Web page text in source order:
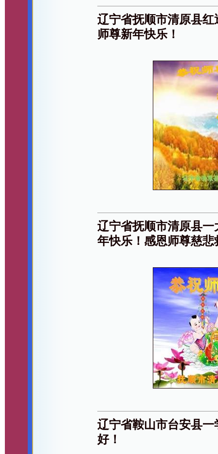
辽宁省抚顺市清原县
师尊新年快乐！
辽宁省抚顺市清原县
年快乐！感恩师尊慈悲
辽宁省鞍山市台安县
好！